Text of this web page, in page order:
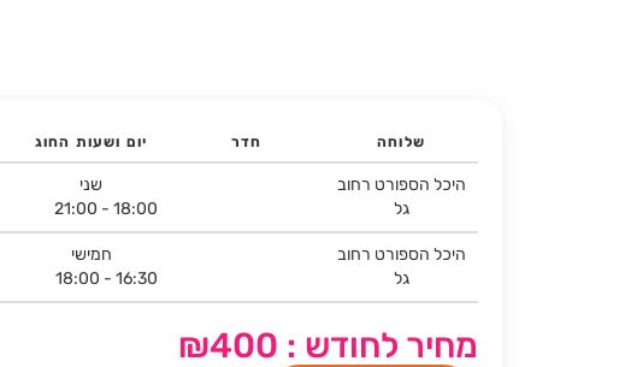
שלוחה חדר יום ושעות החוג
היכל הספורט רחוב
גל
שני
21:00 - 18:00
היכל הספורט רחוב
גל
חמישי
18:00 - 16:30
מחיר לחודש : ₪400